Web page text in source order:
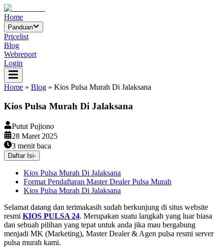
Home
Panduan
Pricelist
Blog
Webreport
Login
Home » Blog » Kios Pulsa Murah Di Jalaksana
Kios Pulsa Murah Di Jalaksana
Putut Pujiono
28 Maret 2025
3 menit baca
Daftar Isi-
Kios Pulsa Murah Di Jalaksana
Format Pendaftaran Master Dealer Pulsa Murah
Kios Pulsa Murah Di Jalaksana
Selamat datang dan terimakasih sudah berkunjung di situs website
resmi KIOS PULSA 24. Merupakan suatu langkah yang luar biasa
dan sebuah pilihan yang tepat untuk anda jika mau bergabung
menjadi MK (Marketing), Master Dealer & Agen pulsa resmi server
pulsa murah kami.